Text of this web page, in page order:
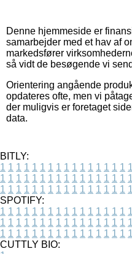
Denne hjemmeside er
samarbejder med et hav af
markedsfører
så vidt de besøgende vi
Orientering angående
opdateres ofte, men vi
der muligvis er foretaget
data.
BITLY:
1 1 1 1 1 1 1 1 1 1 1 1 1 1 1 1 1
1 1 1 1 1 1 1 1 1 1 1 1 1 1 1 1 1
1 1 1 1 1 1 1 1 1 1 1 1 1 1 1 1 1
SPOTIFY:
1 1 1 1 1 1 1 1 1 1 1 1 1 1 1 1 1
1 1 1 1 1 1 1 1 1 1 1 1 1 1 1 1 1
1 1 1 1 1 1 1 1 1 1 1 1 1 1 1 1 1
CUTTLY BIO: